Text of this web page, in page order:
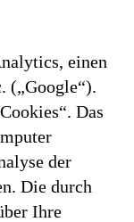
einen
(„Google“).
Das
der
Die durch
Ihre